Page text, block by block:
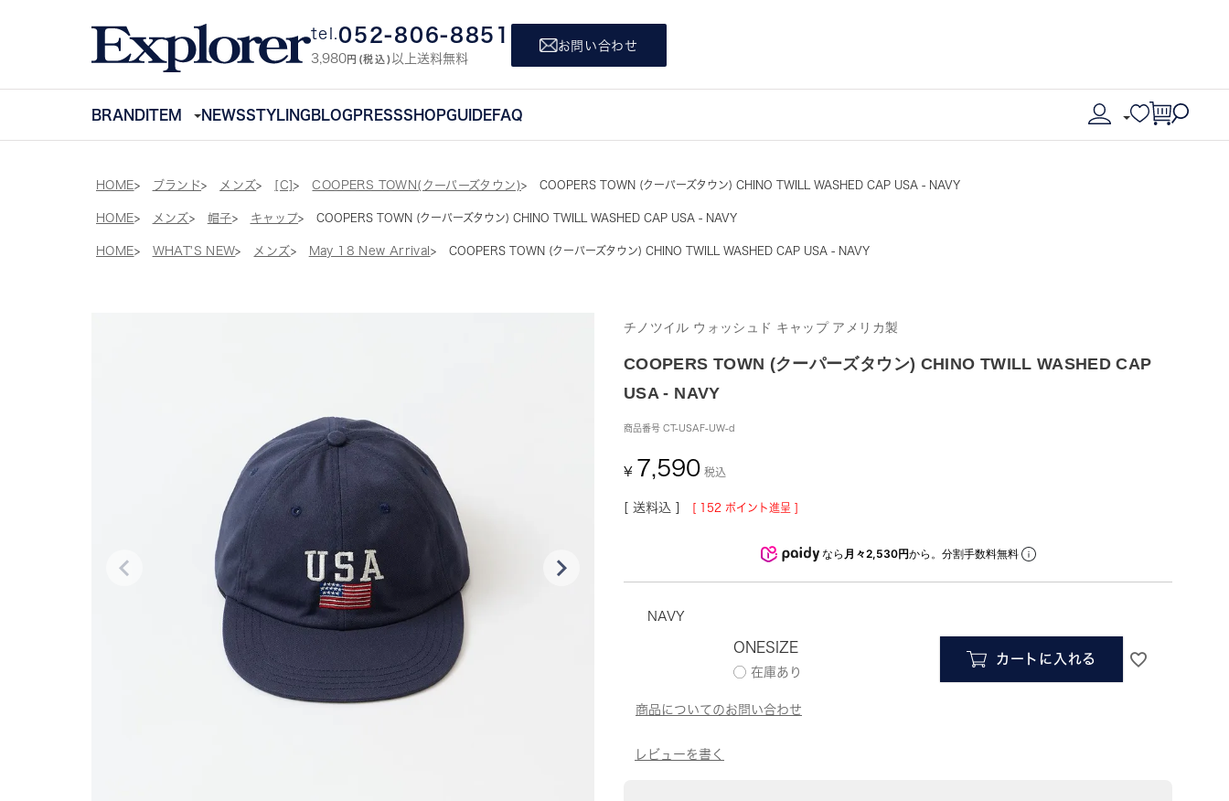
tel.052-806-8851
3,980円(税込)以上送料無料
お問い合わせ
BRANDITEM NEWSSTYLINGBLOGPRESSSHOPGUIDEFAQ
HOME ブランド メンズ [C] COOPERS TOWN(クーパーズタウン) COOPERS TOWN (クーパーズタウン) CHINO TWILL WASHED CAP USA - NAVY
HOME メンズ 帽子 キャップ COOPERS TOWN (クーパーズタウン) CHINO TWILL WASHED CAP USA - NAVY
HOME WHAT'S NEW メンズ May 18 New Arrival COOPERS TOWN (クーパーズタウン) CHINO TWILL WASHED CAP USA - NAVY
チノツイル ウォッシュド キャップ アメリカ製
COOPERS TOWN (クーパーズタウン) CHINO TWILL WASHED CAP
USA - NAVY
商品番号 CT-USAF-UW-d
¥ 7,590 税込
送料込 [ 152 ポイント進呈 ]
なら 月々2,530円から。分割手数料無料
NAVY
ONESIZE
カートに入れる